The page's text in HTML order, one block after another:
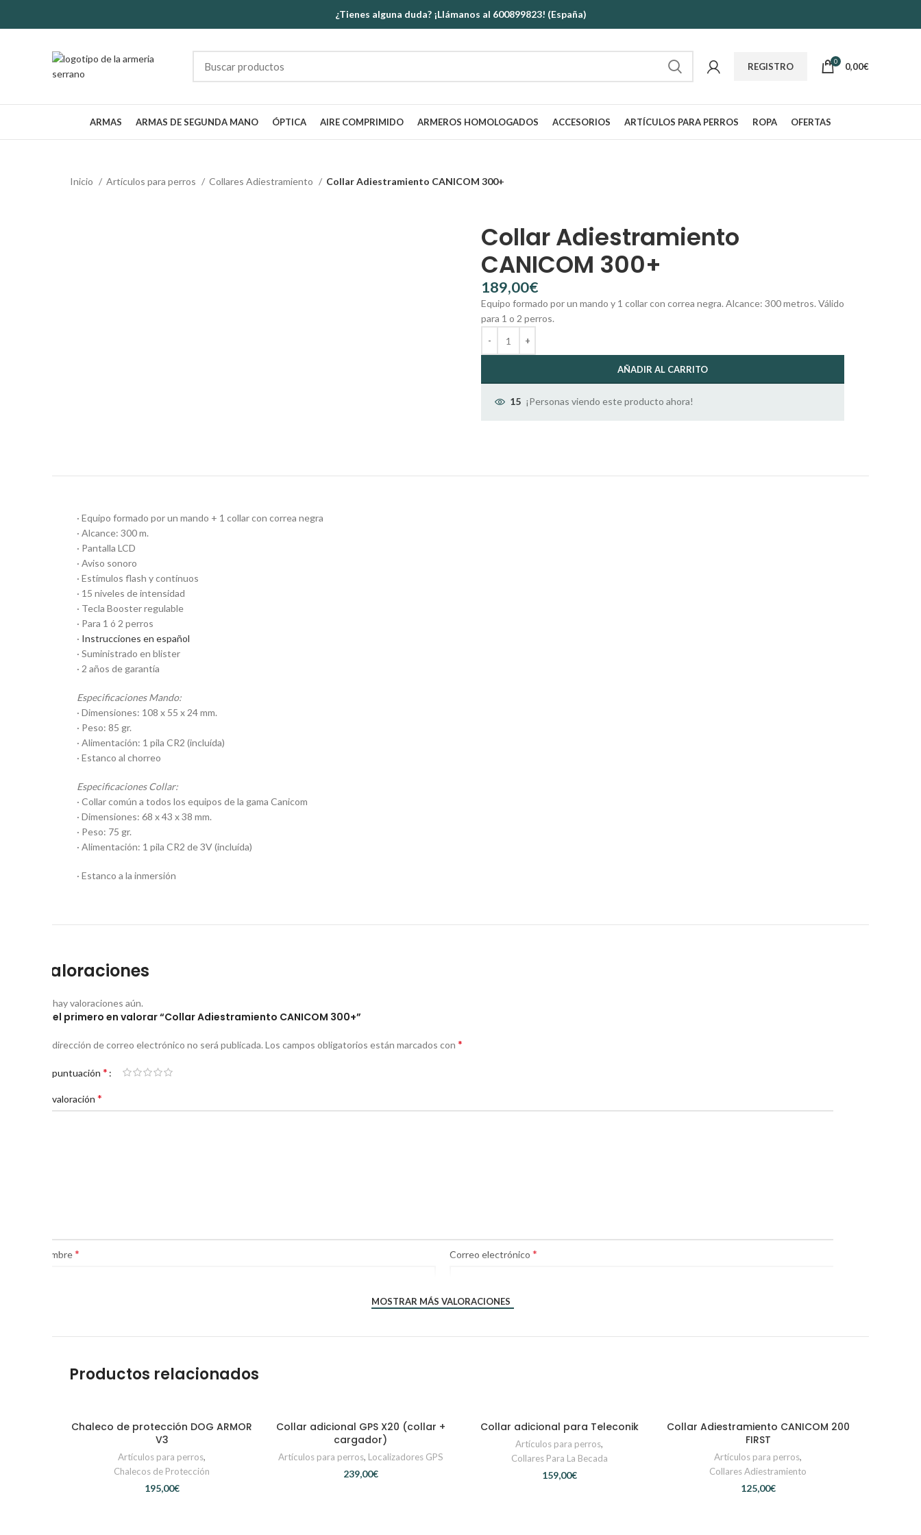
¿Tienes alguna duda? ¡Llámanos al 600899823! (España)
REGISTRO 0 0,00€
ARMAS ARMAS DE SEGUNDA MANO ÓPTICA AIRE COMPRIMIDO ARMEROS HOMOLOGADOS ACCESORIOS ARTÍCULOS PARA PERROS ROPA OFERTAS
Inicio Artículos para perros Collares Adiestramiento Collar Adiestramiento CANICOM 300+
Collar Adiestramiento
CANICOM 300+
€
Equipo formado por un mando y 1 collar con correa negra. Alcance: 300 metros. Válido
para 1 o 2 perros.
AÑADIR AL CARRITO
15 ¡Personas viendo este producto ahora!
· Equipo formado por un mando + 1 collar con correa negra
· Alcance: 300 m.
· Pantalla LCD
· Aviso sonoro
· Estímulos flash y contínuos
· 15 niveles de intensidad
· Tecla Booster regulable
· Para 1 ó 2 perros
· Instrucciones en español
· Suministrado en blister
· 2 años de garantía
Especificaciones Mando:
· Dimensiones: 108 x 55 x 24 mm.
· Peso: 85 gr.
· Alimentación: 1 pila CR2 (incluída)
· Estanco al chorreo
Especificaciones Collar:
· Collar común a todos los equipos de la gama Canicom
· Dimensiones: 68 x 43 x 38 mm.
· Peso: 75 gr.
· Alimentación: 1 pila CR2 de 3V (incluída)
· Estanco a la inmersión
Valoraciones
No hay valoraciones aún.
Sé el primero en valorar “Collar Adiestramiento CANICOM 300+”
Tu dirección de correo electrónico no será publicada.Los campos obligatorios están marcados con *
Tu puntuación *
Tu valoración *
Nombre* Correo electrónico *
MOSTRAR MÁS VALORACIONES
Productos relacionados
SELECCIONAR OPCIONES
Chaleco de protección DOG ARMOR
V3
Artículos para perros,
Chalecos de Protección
€
AÑADIR AL CARRITO
Collar adicional GPS X20 (collar +
cargador)
Artículos para perros, Localizadores GPS
€
AÑADIR AL CARRITO
Collar adicional para Teleconik
Artículos para perros,
Collares Para La Becada
€
AÑADIR AL CARRITO
Collar Adiestramiento CANICOM 200
FIRST
Artículos para perros,
Collares Adiestramiento
€